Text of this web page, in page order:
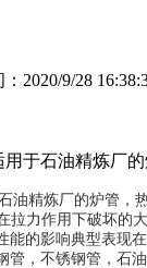
：2020/9/28
用于石油精炼厂
油精炼厂的炉管
拉力作用下破坏的
的影响典型表现
，不锈钢管，石